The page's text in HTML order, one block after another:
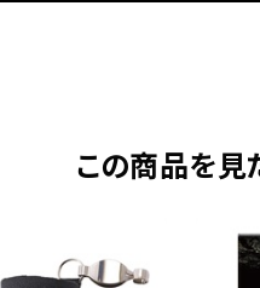
この商品を見